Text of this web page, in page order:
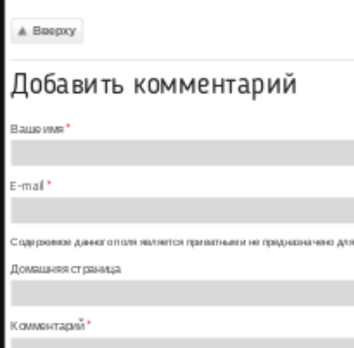
Вверху
Добавить комментарий
Ваше имя*
E-mail*
Содержимое данного поля является приватным и не предназначено
Домашняя страница
Комментарий*